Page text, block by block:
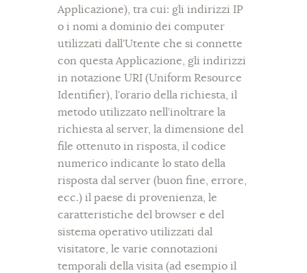
Applicazione), tra cui: gli indirizzi IP
o i nomi a dominio dei computer
utilizzati dall’Utente che si connette
con questa Applicazione, gli indirizzi
in notazione URI (Uniform Resource
Identifier), l’orario della richiesta, il
metodo utilizzato nell’inoltrare la
richiesta al server, la dimensione del
file ottenuto in risposta, il codice
numerico indicante lo stato della
risposta dal server (buon fine, errore,
ecc.) il paese di provenienza, le
caratteristiche del browser e del
sistema operativo utilizzati dal
visitatore, le varie connotazioni
temporali della visita (ad esempio il